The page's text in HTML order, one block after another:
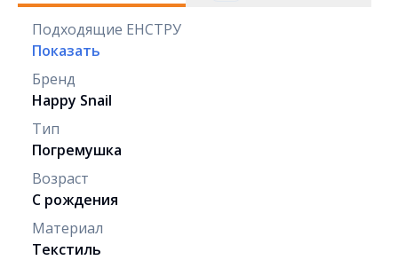
Подходящие ЕНСТРУ
Показать
Бренд
Happy Snail
Тип
Погремушка
Возраст
С рождения
Материал
Текстиль